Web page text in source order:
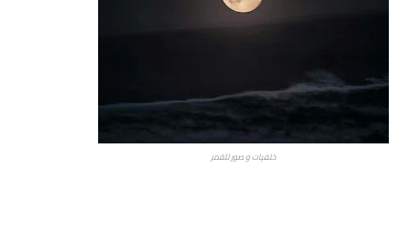
خلفيات و صور للقمر